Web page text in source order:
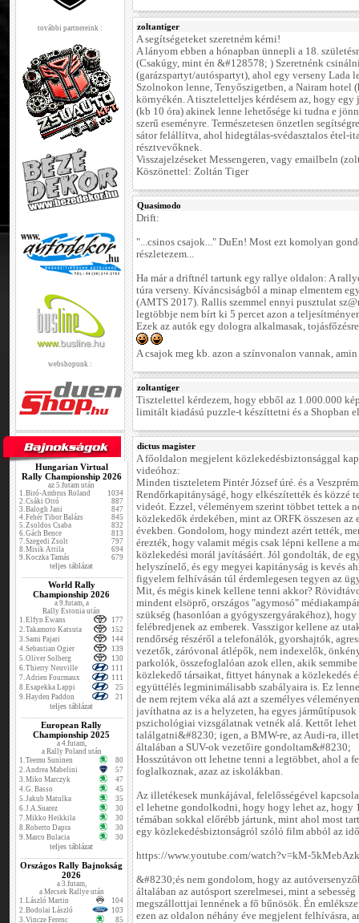
további partnereink :
webshopunk :
Hungarian Virtual
Rally Championship 2026
az 5.futam után
1.Biró-Ambrus Roland
1034
2.Csáki Ottó
887
3.Balogh Jani
847
4.Fehér Tibor Balázs
845
5.Zsoldos Csaba
832
6.Gách Bence
813
7.Szegedi Zsolt
797
8.Misik Attila
694
9.Koczka Tamás 679
teljes táblázat
World Rally
Championship 2026
a 9.futam, a
Rally Estonia után
1.Elfyn Ewans
177
2.Takamoto Katsuta
152
3.Sami Pajari
144
4.Sebastian Ogier
139
5.Oliver Solberg
130
6.Thierry Neuville
111
7.Adrien Fourmaux
111
8.Esapekka Lappi
25
9.Hayden Paddon 21
teljes táblázat
European Rally
Championship 2025
a 4.futam,
a Rally Poland után
1.Teemu Suninen
80
2.Andrea Mabelini
57
3.Miko Marczyk
47
4.G. Basso
45
5.Jakub Matulka
35
6.J.A.Suarez
30
7.Mikko Heikkila
30
8.Roberto Dapra
30
9.Marco Bulacia 30
teljes táblázat
Országos Rally Bajnokság
2026
a 3.futam,
a Mecsek Rallye után
1.László Martin
104
2.Bodolai László
103
3.Vincze Ferenc
85
zoltantiger
A segítségeteket szeretném kérni!
A lányom ebben a hónapban ünnepli a 18.
(Csakúgy, mint én &#128578; ) Szeretnénk
(garázspartyt/autóspartyt), ahol egy verseny Lada
Szolnokon lenne, Tenyőszigetben, a Nairam hotel
környékén. A tiszteletteljes kérdésem az, hogy
(kb 10 óra) akinek lenne lehetősége ki tudna e
szerű eseményre. Természetesen önzetlen
sátor felállítva, ahol hidegtálas-svédasztalos étel-
résztvevőknek.
Visszajelzéseket Messengeren, vagy emailbeln
Köszönettel: Zoltán Tiger
Quasimodo
Drift:
"...csinos csajok..." DuEn! Most ezt komolyan
részletezem...
Ha már a driftnél tartunk egy rallye oldalon: A
túra verseny. Kíváncsiságból a minap elmentem
(AMTS 2017). Rallis szemmel ennyi pusztulat
legtöbbje nem bírt ki 5 percet azon a
Ezek az autók egy dologra alkalmasak,
A csajok meg kb. azon a színvonalon vannak,
zoltantiger
Tisztelettel kérdezem, hogy ebből az 1.000.000
limitált kiadású puzzle-t készíttetni és a Shopban
dictus magister
A főoldalon megjelent közlekedésbiztonsággal
videóhoz:
Minden tiszteletem Pintér József úré. és a
Rendőrkapitányságé, hogy elkészítették és közzé
videót. Ezzel, véleményem szerint többet tettek a
közlekedők érdekében, mint az ORFK összesen az
években. Gondolom, hogy mindezt azért tették,
érezték, hogy valamit mégis csak lépni kellene a
közlekedési morál javításáért. Jól gondolták, de
helyszínelő, és egy megyei kapitányság is kevés
figyelem felhívásán túl érdemlegesen tegyen az
Mit, és mégis kinek kellene tenni akkor?
mindent elsöprő, országos "agymosó"
szükség (hasonlóan a gyógyszergyárakéhoz), hogy
felébredjenek az emberek. Vasszigor kellene az
rendőrség részéről a telefonálók, gyorshajtók,
vezetők, záróvonal átlépők, nem indexelők,
parkolók, összefoglalóan azok ellen, akik
közlekedő társaikat, fittyet hánynak a közlekedés
együttélés legminimálisabb szabályaira is. Ez
de nem rejtem véka alá azt a személyes
javíthatna az is a helyzeten, ha egyes
pszichológiai vizsgálatnak vetnék alá. Kettőt lehet
találgatni&#8230; igen, a BMW-re, az Audi-ra,
általában a SUV-ok vezetőire gondoltam&#8230;
Hosszútávon ott lehetne tenni a legtöbbet, ahol a
foglalkoznak, azaz az iskolákban.
Az illetékesek munkájával, felelősségével
el lehetne gondolkodni, hogy hogy lehet az, hogy
témában sokkal előrébb jártunk, mint ahol most
egy közlekedésbiztonságról szóló film abból az
https://www.youtube.com/watch?v=kM-5kMebAzk
&#8230;és nem gondolom, hogy az
általában az autósport szerelmesei, mint a sebesség
megszállottjai lennének a fő bűnösök. Én
ezen az oldalon néhány éve megjelent felhívásra,